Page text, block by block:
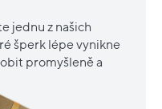
jednu z našich
šperk lépe vynikne
promyšleně a